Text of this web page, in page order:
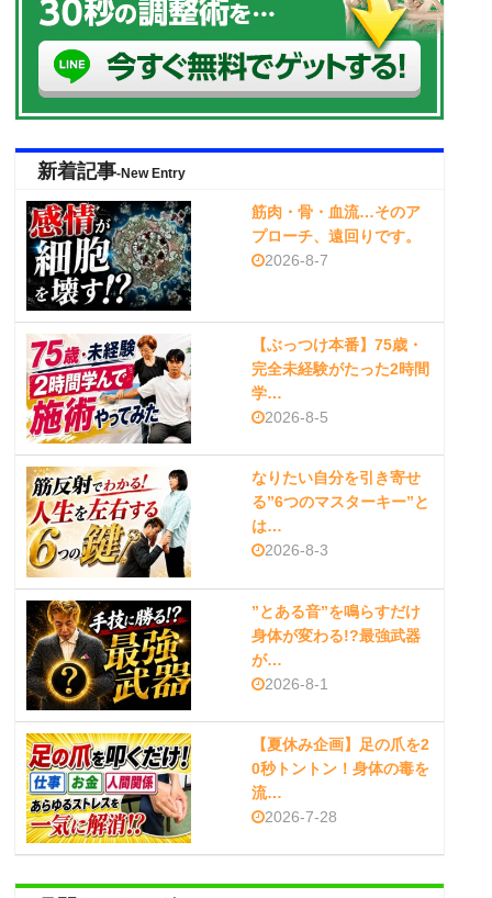
新着記事-New Entry
筋肉・骨・血流…そのア
プローチ、遠回りです。
2026-8-7
【ぶっつけ本番】75歳・
完全未経験がたった2時間
学…
2026-8-5
なりたい自分を引き寄せ
る”6つのマスターキー”と
は…
2026-8-3
”とある音”を鳴らすだけ
身体が変わる!?最強武器
が…
2026-8-1
【夏休み企画】足の爪を2
0秒トントン！身体の毒を
流…
2026-7-28